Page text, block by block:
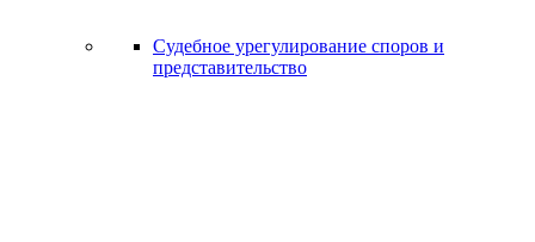
Судебное урегулирование споров и
представительство